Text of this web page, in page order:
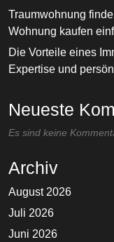
Traumwohnung
Wohnung kaufen
Die Vorteile eines
Expertise und
Neueste
Es sind keine
Archiv
August 2026
Juli 2026
Juni 2026